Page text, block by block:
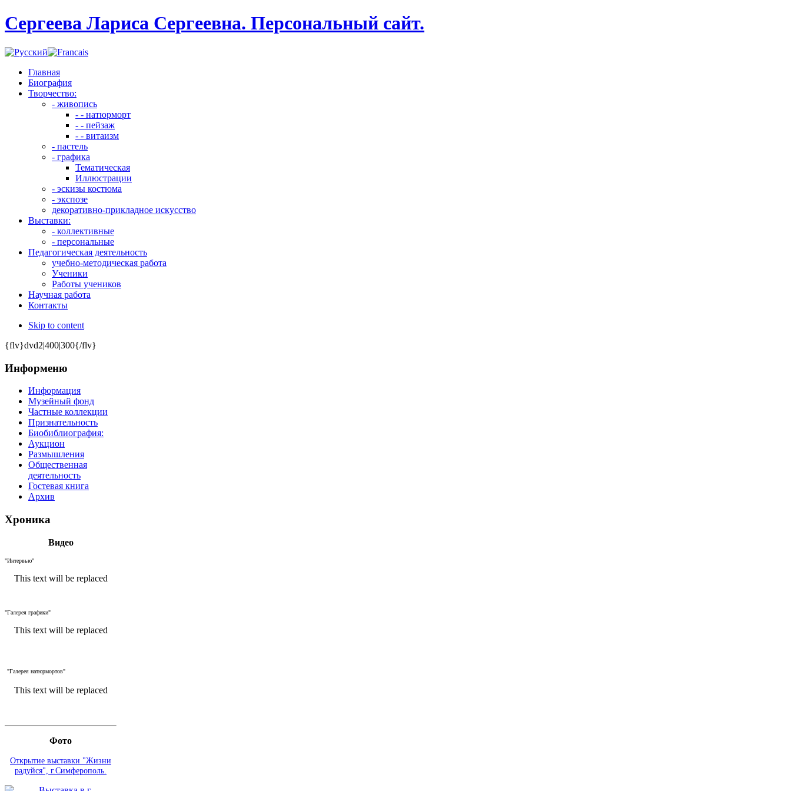
Сергеева Лариса Сергеевна. Персональный сайт.
Главная
Биография
Творчество:
- живопись
- - натюрморт
- - пейзаж
- - витаизм
- пастель
- графика
Тематическая
Иллюстрации
- эскизы костюма
- экспозе
декоративно-прикладное искусство
Выставки:
- коллективные
- персональные
Педагогическая деятельность
учебно-методическая работа
Ученики
Работы учеников
Научная работа
Контакты
Skip to content
{flv}dvd2|400|300{/flv}
Информеню
Информация
Музейный фонд
Частные коллекции
Признательность
Биобиблиография:
Аукцион
Размышления
Общественная
деятельность
Гостевая книга
Архив
Хроника
Видео
"Интервью"
This text will be replaced
"Галерея графики"
This text will be replaced
"Галерея натюрмортов"
This text will be replaced
Фото
Открытие выставки "Жизни
радуйся", г.Симферополь.